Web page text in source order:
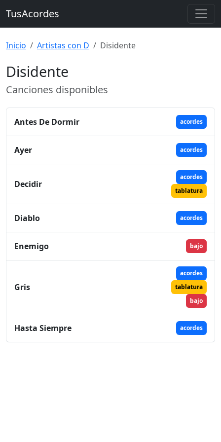
TusAcordes
Inicio Artistas con D Disidente
Disidente
Canciones disponibles
Antes De Dormir acordes
Ayer acordes
Decidir
acordes
tablatura
Diablo acordes
Enemigo bajo
Gris
acordes
tablatura
bajo
Hasta Siempre acordes